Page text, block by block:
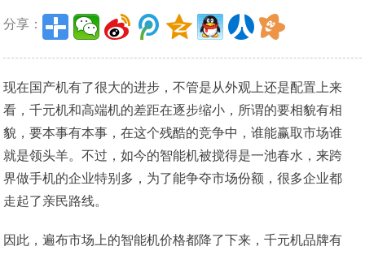
分享：
现在国产机有了很大的进步，不管是从外观上还是配置上来
看，千元机和高端机的差距在逐步缩小，所谓的要相貌有相
貌，要本事有本事，在这个残酷的竞争中，谁能赢取市场谁
就是领头羊。不过，如今的智能机被搅得是一池春水，来跨
界做手机的企业特别多，为了能争夺市场份额，很多企业都
走起了亲民路线。
因此，遍布市场上的智能机价格都降了下来，千元机品牌有